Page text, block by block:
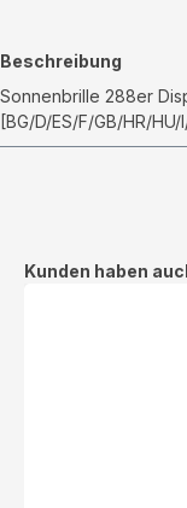
Beschreibung
Sonnenbrille 288er
[BG/D/ES/F/GB/HR/HU/
Produktgalerie
Kunden haben